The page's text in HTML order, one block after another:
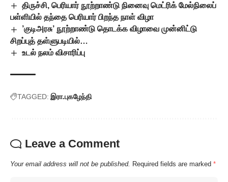
திருச்சி, பெரியார் நூற்றாண்டு நினைவு மெட்ரிக் மேல்நிலைப்
பள்ளியில் தந்தை பெரியார் பிறந்த நாள் விழா
’குடிஅரசு’ நூற்றாண்டு தொடக்க விழாவை முன்னிட்டு
சிறப்புத் தள்ளுபடியில்…
உடல் நலம் விசாரிப்பு
TAGGED: இரா.புகழேந்தி
Leave a Comment
Your email address will not be published. Required fields are marked *